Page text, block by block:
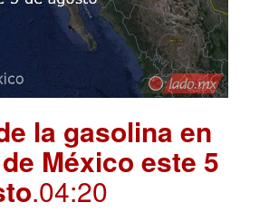
la gasolina en
México este 5
.04:20